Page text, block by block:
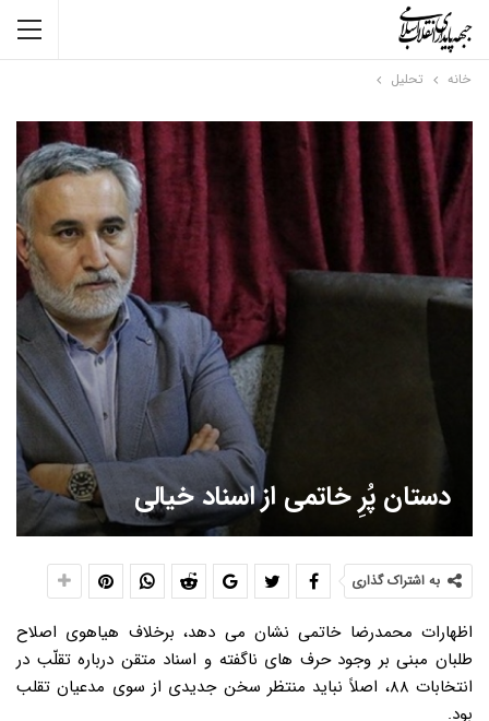
خانه تحلیل
دستان پُرِ خاتمی از اسناد خیالی
به اشتراک گذاری
اظهارات محمدرضا خاتمی نشان می دهد، برخلاف هیاهوی اصلاح
طلبان مبنی بر وجود حرف های ناگفته و اسناد متقن درباره تقلّب در
انتخابات ۸۸، اصلاً نباید منتظر سخن جدیدی از سوی مدعیان تقلب
بود.